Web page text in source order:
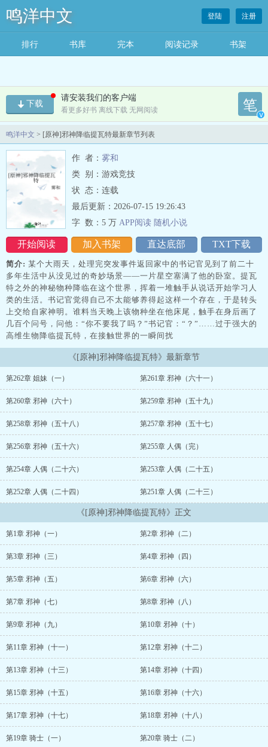
鸣洋中文 登陆 注册
排行 书库 完本 阅读记录 书架
下载
请安装我们的客户端
看更多好书 离线下载 无网阅读 笔
v
鸣洋中文 > [原神]邪神降临提瓦特最新章节列表
作 者： 雾和
类 别：游戏竞技
状 态：连载
开始阅读 加入书架 直达底部 TXT下载
最后更新：2026-07-15 19:26:43
字 数： 5 万 APP阅读 随机小说
简介: 某个大雨天，处理完突发事件返回家中的书记官见到了前二十
多年生活中从没见过的奇妙场景——一片星空塞满了他的卧室。提瓦
特之外的神秘物种降临在这个世界，挥着一堆触手从说话开始学习人
类的生活。书记官觉得自己不太能够养得起这样一个存在，于是转头
上交给自家神明。谁料当天晚上该物种坐在他床尾，触手在身后画了
几百个问号，问他：“你不要我了吗？”书记官：“？”……过于强大的
高维生物降临提瓦特，在接触世界的一瞬间扰
《[原神]邪神降临提瓦特》最新章节
第262章 姐妹（一） 第261章 邪神（六十一）
第260章 邪神（六十） 第259章 邪神（五十九）
第258章 邪神（五十八） 第257章 邪神（五十七）
第256章 邪神（五十六） 第255章 人偶（完）
第254章 人偶（二十六） 第253章 人偶（二十五）
第252章 人偶（二十四） 第251章 人偶（二十三）
《[原神]邪神降临提瓦特》正文
第1章 邪神（一） 第2章 邪神（二）
第3章 邪神（三） 第4章 邪神（四）
第5章 邪神（五） 第6章 邪神（六）
第7章 邪神（七） 第8章 邪神（八）
第9章 邪神（九） 第10章 邪神（十）
第11章 邪神（十一） 第12章 邪神（十二）
第13章 邪神（十三） 第14章 邪神（十四）
第15章 邪神（十五） 第16章 邪神（十六）
第17章 邪神（十七） 第18章 邪神（十八）
第19章 骑士（一） 第20章 骑士（二）